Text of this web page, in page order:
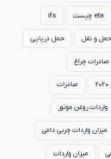
eta چیست ifs
حمل و نقل حمل دریایی
صادرات چراغ
صادرات
واردات روغن موتور
میزان واردات چربی دامی
میزان واردات